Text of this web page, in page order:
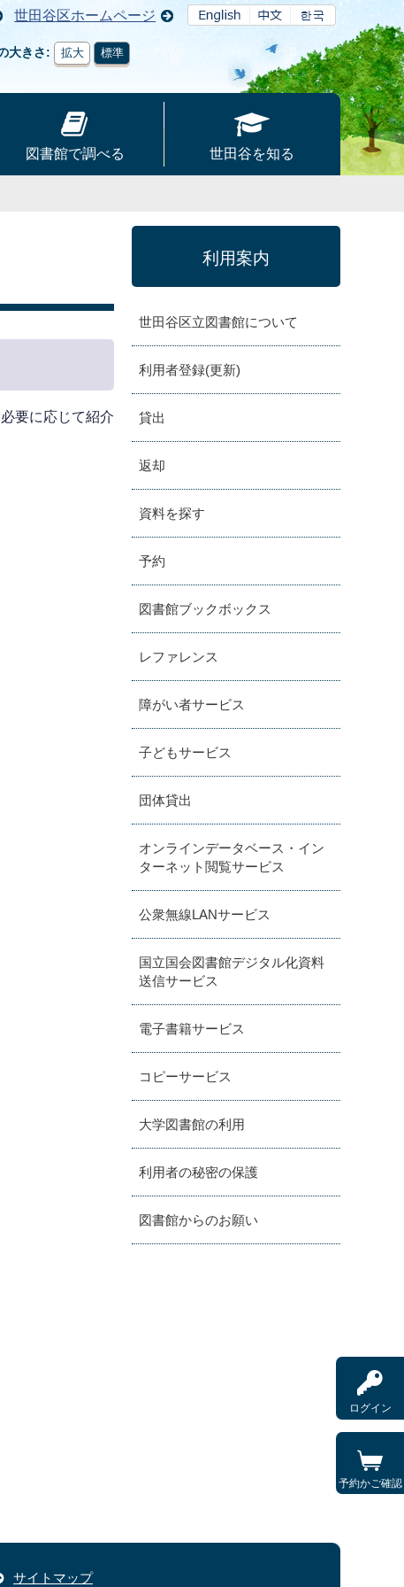
世田谷区ホームページ
大きさ 拡大 標準
ログイン
予約かご確認
図書館で調べる 世田谷を知る
要に応じて紹介
利用案内
世田谷区立図書館について
利用者登録(更新)
貸出
返却
資料を探す
予約
図書館ブックボックス
レファレンス
障がい者サービス
子どもサービス
団体貸出
オンラインデータベース・イン
ターネット閲覧サービス
公衆無線LANサービス
国立国会図書館デジタル化資料
送信サービス
電子書籍サービス
コピーサービス
大学図書館の利用
利用者の秘密の保護
図書館からのお願い
サイトマップ